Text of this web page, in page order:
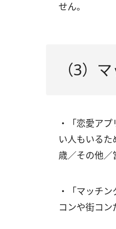
せん。
（3）
・「恋愛ア
い人もいる
歳／その他／
・「マッチ
コンや街コン